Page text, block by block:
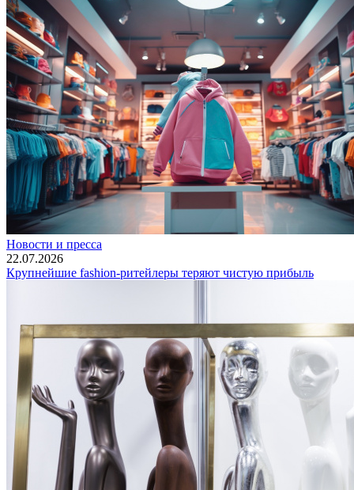
Новости и пресса
22.07.2026
Крупнейшие fashion-ритейлеры теряют чистую прибыль